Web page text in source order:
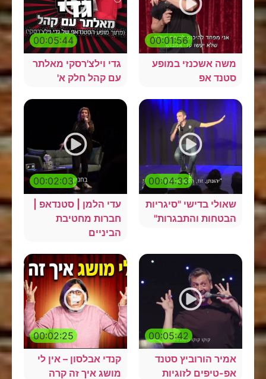
00:01:56
משה אשכנזי במופע
סטנד אפ
00:05:44
גדי וילצ'רסקי מאלתר
עם קהל חלק א'
00:04:33
שאולי בדישי "סיגריות
הבטחות והתבגרות"
00:02:03
עדי הלמן | סטנדאפ |
חברות מחטיבת
הביניים
00:05:42
אמיר הורוביץ סטנד
אפ-טיפים לזוגיות
00:02:25
קנדי אבלסון – אין לי
מושג איך זה קרה